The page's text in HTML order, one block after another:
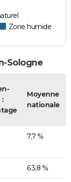
Zone humide
Sologne
Moyenne
nationale
7,7 %
63,8 %